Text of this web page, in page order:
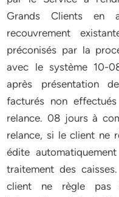
Grands Clients en
recouvrement
préconisés par la
avec le système 10-
après présentation
facturés non
relance. 08 jours à
relance, si le client ne
édite
traitement des
client ne règle pas